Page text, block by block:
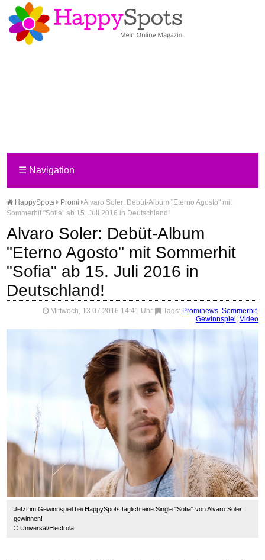
☰ Navigation
HappySpots Promi Alvaro Soler: Debüt-Album "Eterno Agosto" mit
Sommerhit "Sofia" ab 15. Juli 2016 in Deutschland!
Alvaro Soler: Debüt-Album
"Eterno Agosto" mit Sommerhit
"Sofia" ab 15. Juli 2016 in
Deutschland!
Mittwoch, 13.07.2016 14:41 Uhr Tags: Prominews, Sommerhit,
Gewinnspiel , Video
Jetzt im Gewinnspiel bei HappySpots täglich eine Single "Sofia" von Alvaro Soler
gewinnen!
© Universal/Electrola